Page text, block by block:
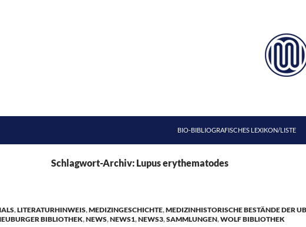
BIO-BIBLIOGRAFISCHES LEXIKON/LISTE
Schlagwort-Archiv: Lupus erythematodes
,LITERATURHINWEIS,MEDIZINGESCHICHTE,MEDIZINHISTORISCHE BESTÄNDE DER UB
BIBLIOTHEK,NEWS,NEWS1,NEWS3,SAMMLUNGEN,WOLF BIBLIOTHEK